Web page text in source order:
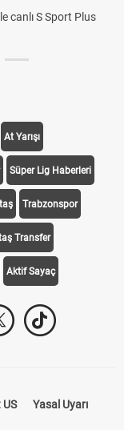
canlı S Sport Plus
At Yarışı
Süper Lig Haberleri
Trabzonspor
Transfer
Aktif Sayaç
Yasal Uyarı